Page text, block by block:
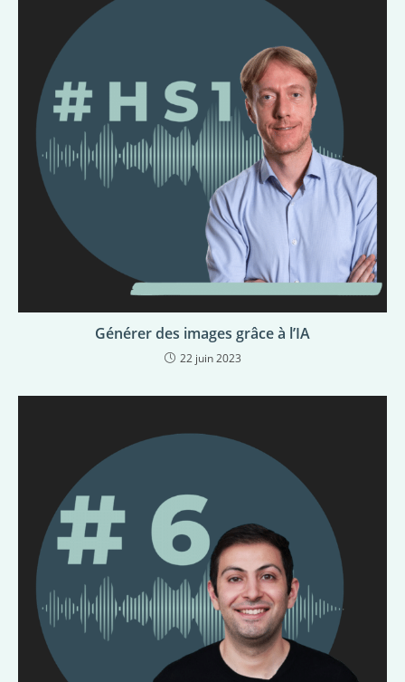
Générer des images grâce à l’IA
22 juin 2023